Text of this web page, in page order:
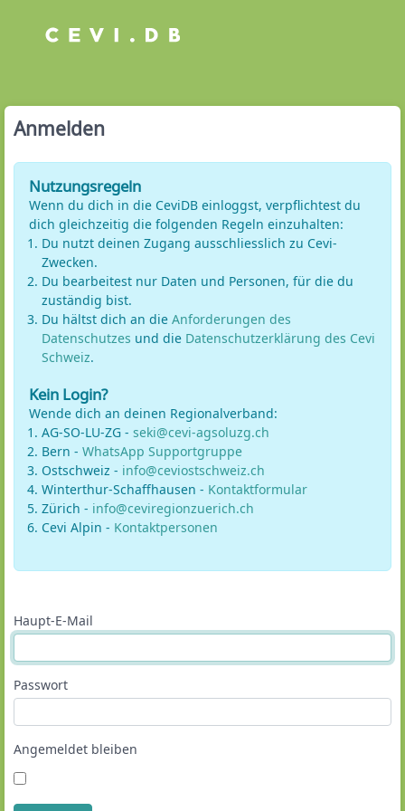
Anmelden
Nutzungsregeln
Wenn du dich in die CeviDB einloggst, verpflichtest du
dich gleichzeitig die folgenden Regeln einzuhalten:
Du nutzt deinen Zugang ausschliesslich zu Cevi-
Zwecken.
Du bearbeitest nur Daten und Personen, für die du
zuständig bist.
Du hältst dich an die Anforderungen des
Datenschutzes und die Datenschutzerklärung des Cevi
Schweiz.
Kein Login?
Wende dich an deinen Regionalverband:
AG-SO-LU-ZG - seki@cevi-agsoluzg.ch
Bern - WhatsApp Supportgruppe
Ostschweiz - info@ceviostschweiz.ch
Winterthur-Schaffhausen - Kontaktformular
Zürich - info@ceviregionzuerich.ch
Cevi Alpin - Kontaktpersonen
Haupt-E-Mail
Passwort
Angemeldet bleiben